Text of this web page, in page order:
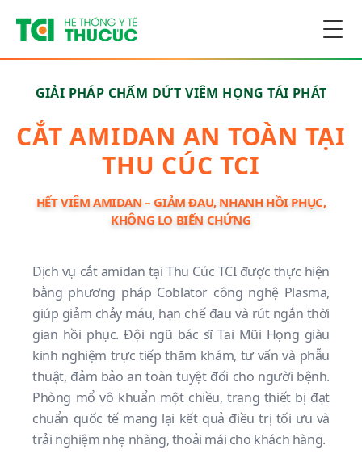
GIẢI PHÁP CHẤM DỨT VIÊM HỌNG TÁI PHÁT
CẮT AMIDAN AN TOÀN TẠI
THU CÚC TCI
HẾT VIÊM AMIDAN – GIẢM ĐAU, NHANH HỒI PHỤC,
KHÔNG LO BIẾN CHỨNG
Dịch vụ cắt amidan tại Thu Cúc TCI được thực hiện
bằng phương pháp Coblator công nghệ Plasma,
giúp giảm chảy máu, hạn chế đau và rút ngắn thời
gian hồi phục. Đội ngũ bác sĩ Tai Mũi Họng giàu
kinh nghiệm trực tiếp thăm khám, tư vấn và phẫu
thuật, đảm bảo an toàn tuyệt đối cho người bệnh.
Phòng mổ vô khuẩn một chiều, trang thiết bị đạt
chuẩn quốc tế mang lại kết quả điều trị tối ưu và
trải nghiệm nhẹ nhàng, thoải mái cho khách hàng.